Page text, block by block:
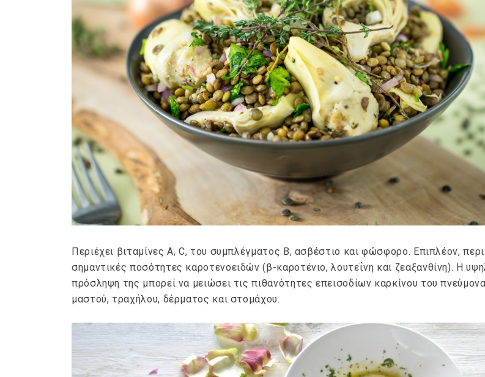
Περιέχει βιταμίνες Α, C, του συμπλέγματος Β, ασβέστιο και φώσφορο. Επιπλέον,
σημαντικές ποσότητες καροτενοειδών (β-καροτένιο, λουτεΐνη και ζεαξανθίνη). Η
πρόσληψη της μπορεί να μειώσει τις πιθανότητες επεισοδίων καρκίνου του
μαστού, τραχήλου, δέρματος και στομάχου.